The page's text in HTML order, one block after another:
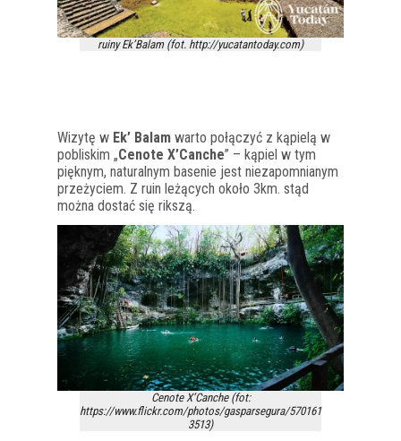
ruiny Ek’Balam (fot. http://yucatantoday.com)
Wizytę w Ek’ Balam warto połączyć z kąpielą w
pobliskim „Cenote X’Canche” – kąpiel w tym
pięknym, naturalnym basenie jest niezapomnianym
przeżyciem. Z ruin leżących około 3km. stąd
można dostać się rikszą.
Cenote X’Canche (fot:
https://www.flickr.com/photos/gasparsegura/570161
3513)